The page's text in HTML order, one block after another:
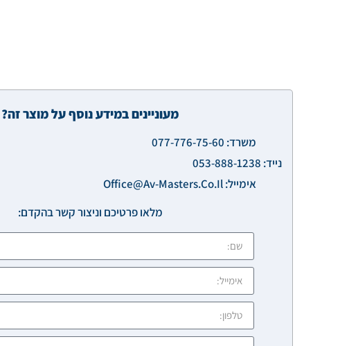
מעוניינים במידע נוסף על מוצר זה?
משרד: 077-776-75-60
נייד: 053-888-1238
אימייל: Office@av-Masters.co.il
מלאו פרטיכם וניצור קשר בהקדם: